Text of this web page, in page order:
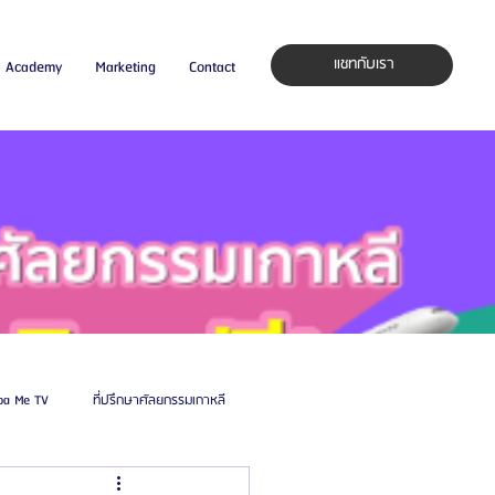
Academy Marketing Contact แชทกับเรา
Me TV ที่ปรึกษาศัลยกรรมเกาหลี
ศัลยแพทย์ ประเทศเกาหลี